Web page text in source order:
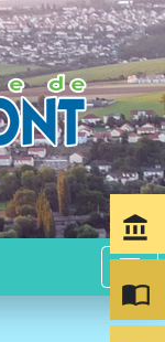
menu
account_balance
import_contacts